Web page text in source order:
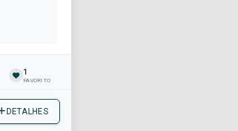
1
FAVORITO
DETALHES